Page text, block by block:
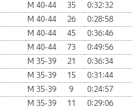
М 40-44 35
0:32:32
М 40-44 26
0:28:58
М 40-44 45
0:36:46
М 40-44 73
0:49:56
М 35-39 21
0:36:34
М 35-39 15
0:31:44
М 35-39 9
0:24:57
М 35-39 11
0:29:06